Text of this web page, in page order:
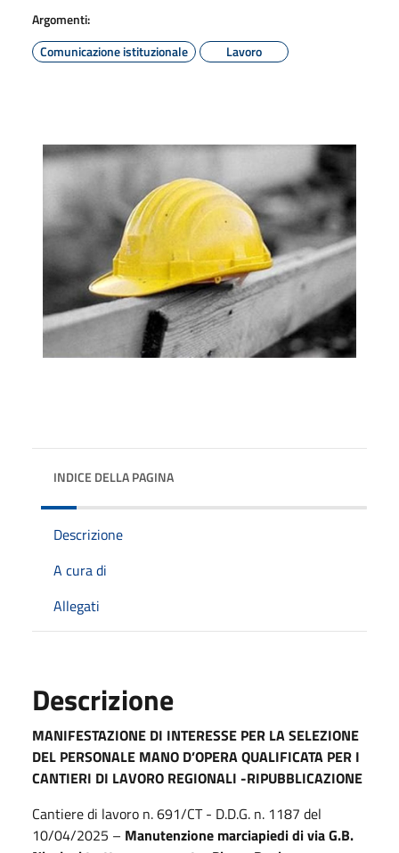
Argomenti:
Comunicazione istituzionale
Lavoro
INDICE DELLA PAGINA
Descrizione
A cura di
Allegati
Descrizione
MANIFESTAZIONE DI INTERESSE PER LA SELEZIONE
DEL PERSONALE MANO D’OPERA QUALIFICATA PER I
CANTIERI DI LAVORO REGIONALI -RIPUBBLICAZIONE
Cantiere di lavoro n. 691/CT - D.D.G. n. 1187 del
10/04/2025 – Manutenzione marciapiedi di via G.B.